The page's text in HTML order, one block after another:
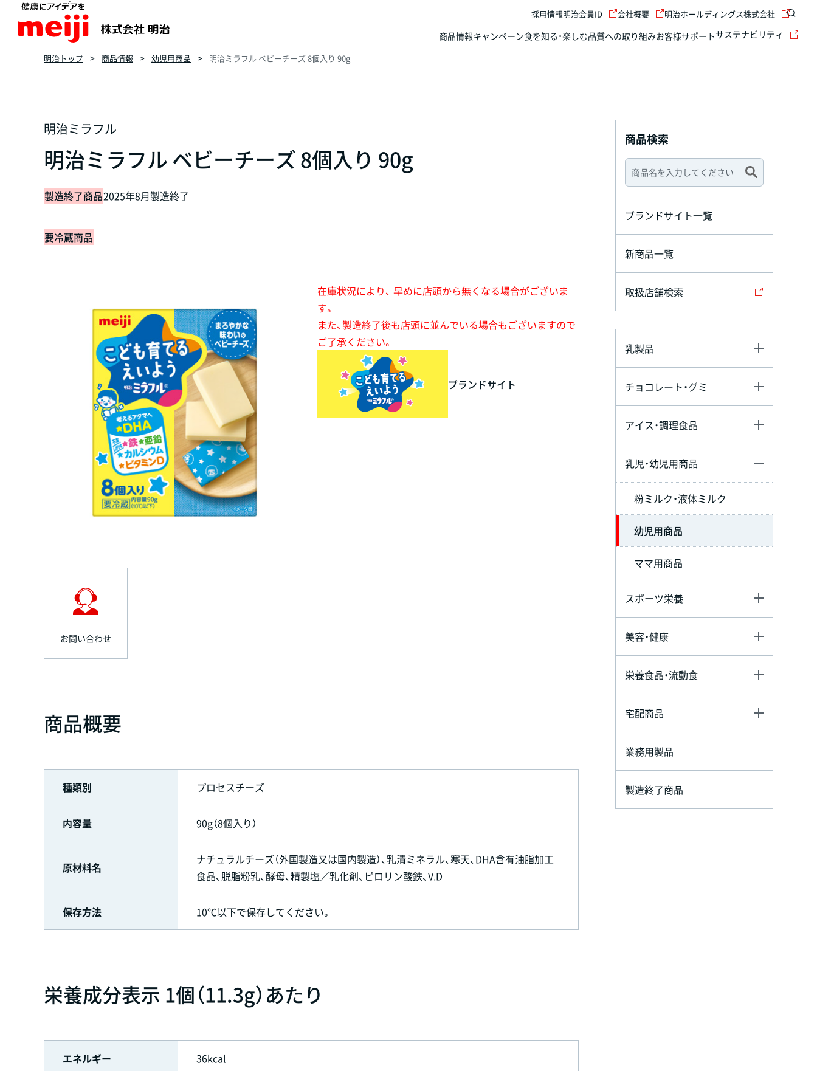
商品情報キャンペーン食を知る・楽しむ品質への取り組みお客様サポートサステナビリティ
採用情報明治会員ID 会社概要 明治ホールディングス株式会社
明治トップ 商品情報 幼児用商品 明治ミラフル ベビーチーズ 8個入り 90g
明治ミラフル
明治ミラフル ベビーチーズ 8個入り 90g
製造終了商品2025年8月製造終了
要冷蔵商品
在庫状況により、 早めに店頭から無くなる場合がございま
す。
また、製造終了後も店頭に並んでいる場合もございますので
ご了承ください。
ブランドサイト
お問い合わせ
商品概要
種類別 プロセスチーズ
内容量 90g（8個入り）
原材料名
ナチュラルチーズ（外国製造又は国内製造）、乳清ミネラル、寒天、DHA含有油脂加工
食品、脱脂粉乳、酵母、精製塩／乳化剤、ピロリン酸鉄、V.D
保存方法 10℃以下で保存してください。
栄養成分表示 1個（11.3g）あたり
エネルギー 36kcal
商品検索
ブランドサイト一覧
新商品一覧
取扱店舗検索
乳製品
チョコレート・グミ
アイス・調理食品
乳児・幼児用商品
粉ミルク・液体ミルク
幼児用商品
ママ用商品
スポーツ栄養
美容・健康
栄養食品・流動食
宅配商品
業務用製品
製造終了商品